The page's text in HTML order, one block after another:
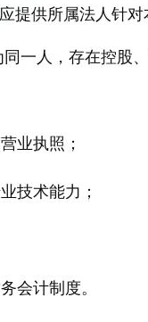
提供所属法人针
一人，存在控股
业执照；
技术能力；
会计制度。